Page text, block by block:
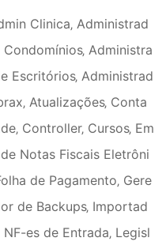
Clinica‚ Administrad
Condomínios‚ Administra
Escritórios‚ Administrad
‚ Atualizações‚ Conta
‚ Controller‚ Cursos‚ Em
Notas Fiscais Eletrôni
de Pagamento‚ Gere
de Backups‚ Importad
es de Entrada‚ Legisl